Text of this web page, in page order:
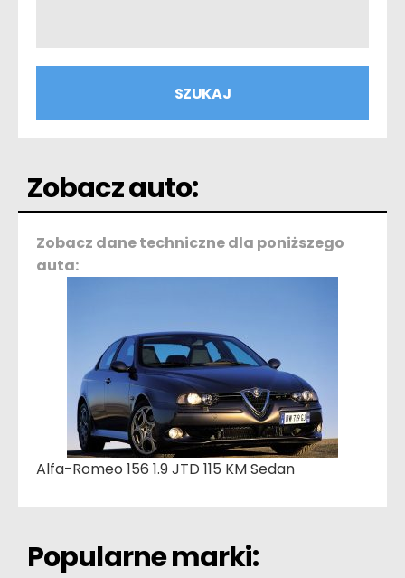
Zobacz auto:
Zobacz dane techniczne dla poniższego
auta:
Alfa-Romeo 156 1.9 JTD 115 KM Sedan
Popularne marki: